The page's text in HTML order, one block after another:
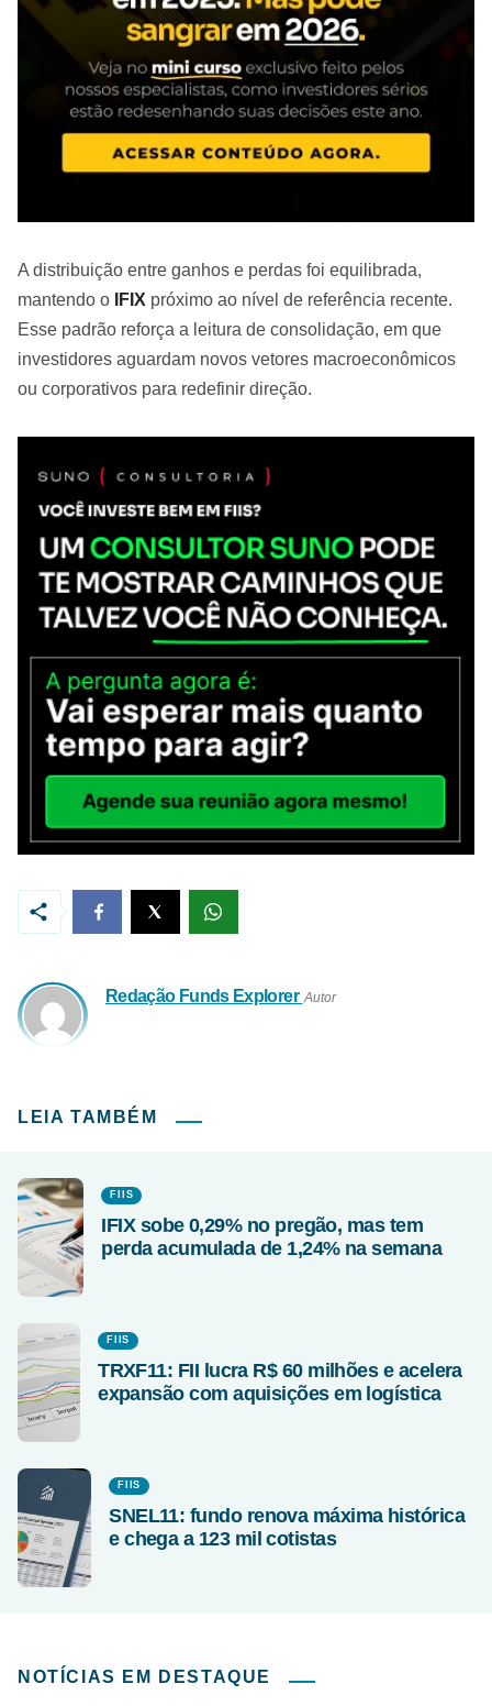
A distribuição entre ganhos e perdas foi equilibrada,
mantendo o
IFIX próximo ao nível de referência recente.
Esse padrão reforça a leitura de consolidação, em que
investidores aguardam novos vetores macroeconômicos
ou corporativos para redefinir direção.
Redação Funds Explorer Autor
LEIA TAMBÉM
FIIS
IFIX sobe 0,29% no pregão, mas tem
perda acumulada de 1,24% na semana
FIIS
TRXF11: FII lucra R$ 60 milhões e acelera
expansão com aquisições em logística
FIIS
SNEL11: fundo renova máxima histórica
e chega a 123 mil cotistas
NOTÍCIAS EM DESTAQUE